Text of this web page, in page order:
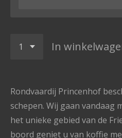
In
Rondvaardij Princenhof
schepen. Wij gaan vandaag
het unieke gebied van de
boord geniet u van koffie